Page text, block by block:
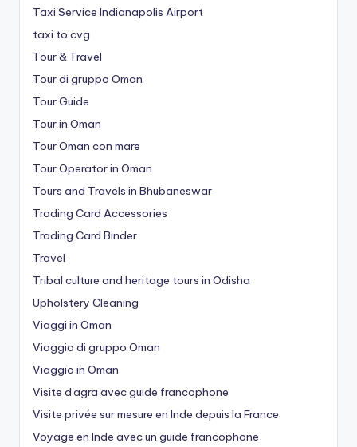
Taxi Service Indianapolis Airport
taxi to cvg
Tour & Travel
Tour di gruppo Oman
Tour Guide
Tour in Oman
Tour Oman con mare
Tour Operator in Oman
Tours and Travels in Bhubaneswar
Trading Card Accessories
Trading Card Binder
Travel
Tribal culture and heritage tours in Odisha
Upholstery Cleaning
Viaggi in Oman
Viaggio di gruppo Oman
Viaggio in Oman
Visite d'agra avec guide francophone
Visite privée sur mesure en Inde depuis la France
Voyage en Inde avec un guide francophone